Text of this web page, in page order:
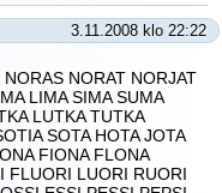
3.11.2008 klo 22:22
NORAT NORJAT
LIMA SIMA SUMA
LUTKA TUTKA
SOTA HOTA JOTA
FIONA FLONA
FLUORI LUORI RUORI